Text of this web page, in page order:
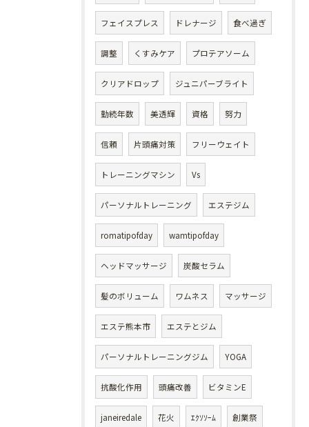
フェイスプレス ドレナージ 食べ過ぎ
調整 くすみケア プロテアソーム
クリアドロップ ジュニパーブライト
勤続年数 美透輝 資格 努力
信頼 片頭痛対策 フリーウェイト
トレーニングマシン Vs
パーソナルトレーニング エステジム
romatipofday wamtipofday
ヘッドマッサージ 炭酸セラム
髪のボリューム ワムネス マッサージ
エステ熊本市 エステとジム
パーソナルトレーニングジム YOGA
抗酸化作用 頭痛改善 ビタミンE
janeiredale 花火 ｴｸｿｿｰﾑ 創業祭